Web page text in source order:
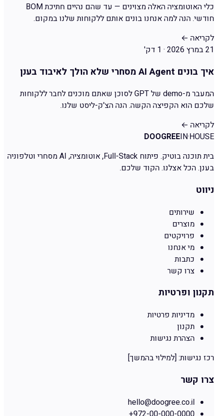
כלי האוטומציה האלה מצוינים — עד שהם נהיים חתיכת BOM
חודשי. הנה למה אנחנו בונים אותם ללקוחות שלנו במקום.
לקריאה ←
21 במרץ 2026
· 1 דק'
איך בונים AI Agent מסחרי שלא הולך לאיבוד בענן
המעבר מ-demo של GPT לסוכן שאתם מוכנים לחבר ללקוחות
שלכם הוא הקפיצה הקשה. הנה הצ'ק-ליסט שלנו.
לקריאה ←
DOOGREEIN·HOUSE
בית תוכנה בוטיק. פיתוח Full-Stack, אוטומציה, AI מסחרי וטלפוניה
בענן. הכל אצלנו. הקוד שלכם.
ניווט
שירותים
מוצרים
פרויקטים
מי אנחנו
כתבות
צרו קשר
תקנון ופרטיות
מדיניות פרטיות
תקנון
הצהרת נגישות
רכז נגישות: [למילוי בהמשך]
צרו קשר
hello@doogree.co.il